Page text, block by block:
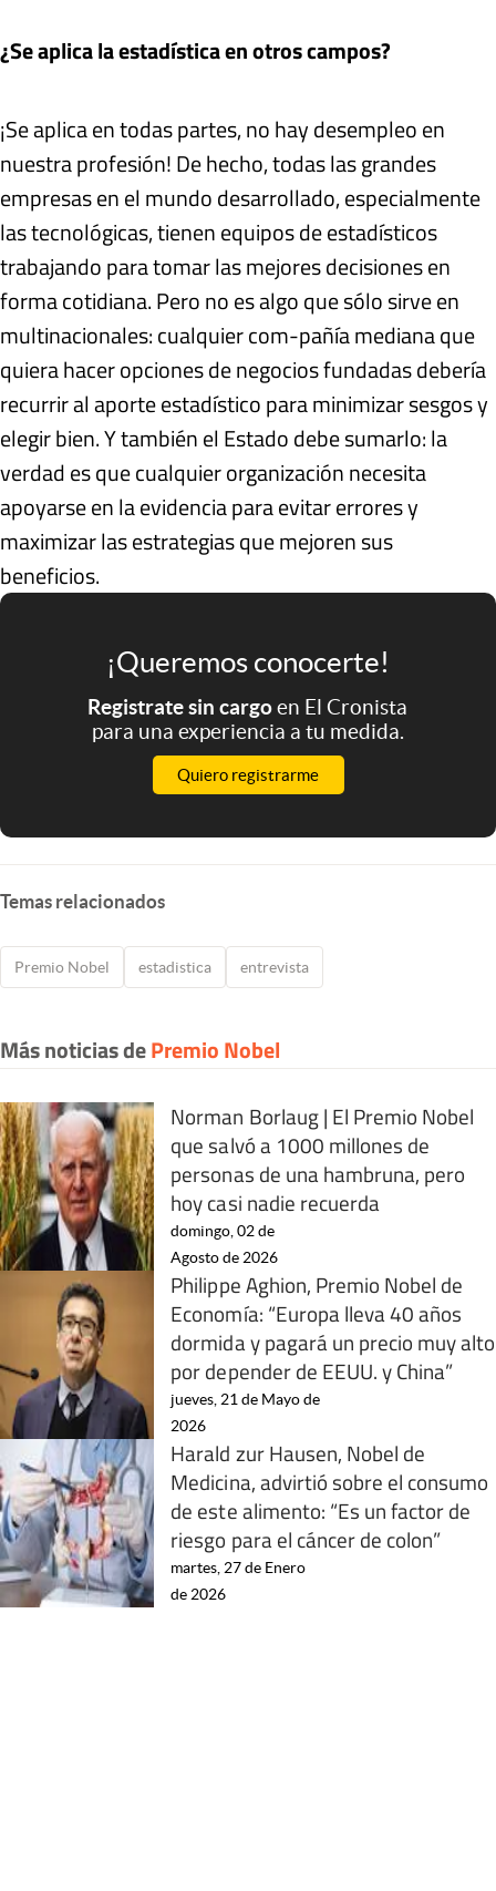
¿Se aplica la estadística en otros campos?
¡Se aplica en todas partes, no hay desempleo en
nuestra profesión! De hecho, todas las grandes
empresas en el mundo desarrollado, especialmente
las tecnológicas, tienen equipos de estadísticos
trabajando para tomar las mejores decisiones en
forma cotidiana. Pero no es algo que sólo sirve en
multinacionales: cualquier com-pañía mediana que
quiera hacer opciones de negocios fundadas debería
recurrir al aporte estadístico para minimizar sesgos y
elegir bien. Y también el Estado debe sumarlo: la
verdad es que cualquier organización necesita
apoyarse en la evidencia para evitar errores y
maximizar las estrategias que mejoren sus
beneficios.
¡Queremos conocerte!
Registrate sin cargoen El Cronista
para una experiencia a tu medida.
Quiero registrarme
Temas relacionados
Premio Nobel estadistica entrevista
Más noticias dePremio Nobel
Norman Borlaug | El Premio Nobel
que salvó a 1000 millones de
personas de una hambruna, pero
hoy casi nadie recuerda
domingo, 02 de
Agosto de 2026
Philippe Aghion, Premio Nobel de
Economía: “Europa lleva 40 años
dormida y pagará un precio muy alto
por depender de EEUU. y China”
jueves, 21 de Mayo de
2026
Harald zur Hausen, Nobel de
Medicina, advirtió sobre el consumo
de este alimento: “Es un factor de
riesgo para el cáncer de colon”
martes, 27 de Enero
de 2026